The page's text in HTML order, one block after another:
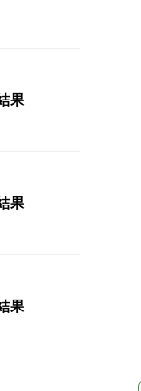
果
果
果